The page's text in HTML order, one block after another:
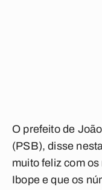
O prefeito de
(PSB), disse
muito feliz com
Ibope e que os